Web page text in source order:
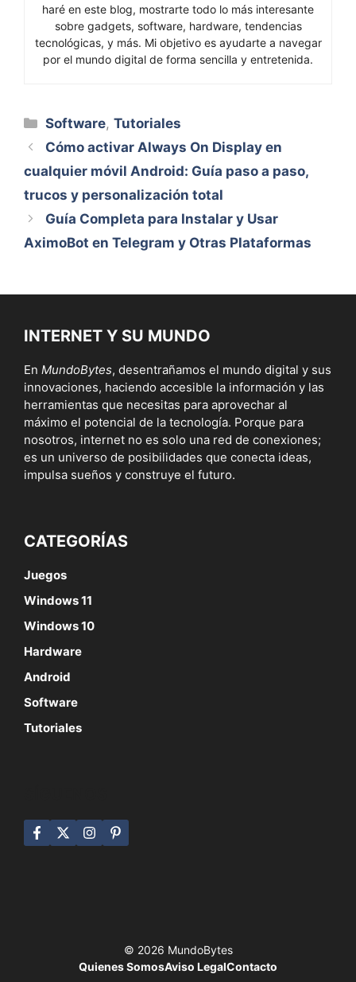
haré en este blog, mostrarte todo lo más interesante
sobre gadgets, software, hardware, tendencias
tecnológicas, y más. Mi objetivo es ayudarte a navegar
por el mundo digital de forma sencilla y entretenida.
Categorías
Software,Tutoriales
Cómo activar Always On Display en
cualquier móvil Android: Guía paso a paso,
trucos y personalización total
Guía Completa para Instalar y Usar
AximoBot en Telegram y Otras Plataformas
INTERNET Y SU MUNDO
En MundoBytes, desentrañamos el mundo digital y sus
innovaciones, haciendo accesible la información y las
herramientas que necesitas para aprovechar al
máximo el potencial de la tecnología. Porque para
nosotros, internet no es solo una red de conexiones;
es un universo de posibilidades que conecta ideas,
impulsa sueños y construye el futuro.
CATEGORÍAS
Juegos
Windows 11
Windows 10
Hardware
Android
Software
Tutoriales
© 2026 MundoBytes
Quienes SomosAviso LegalContacto